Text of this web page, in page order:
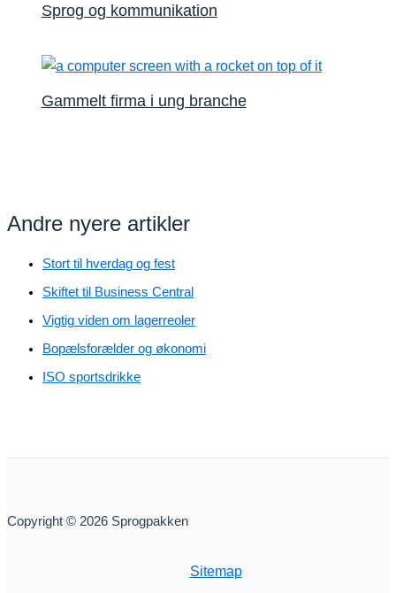
Sprog og kommunikation
Gammelt firma i ung branche
Andre nyere artikler
Stort til hverdag og fest
Skiftet til Business Central
Vigtig viden om lagerreoler
Bopælsforælder og økonomi
ISO sportsdrikke
Copyright © 2026 Sprogpakken
Sitemap